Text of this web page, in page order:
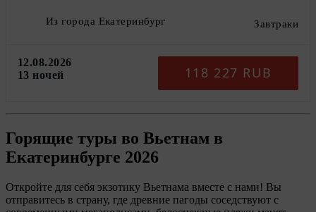
Из города Екатеринбург Завтраки
12.08.2026
13 ночей
118 227 RUB
Горящие туры во Вьетнам в
Екатеринбурге 2026
Откройте для себя экзотику Вьетнама вместе с нами! Вы
отправитесь в страну, где древние пагоды соседствуют с